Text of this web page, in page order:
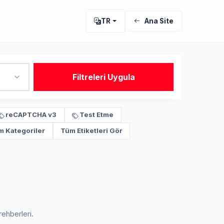
TR Ana Site
Filtreleri Uygula
reCAPTCHA v3
Test Etme
Kategoriler
Tüm Etiketleri Gör